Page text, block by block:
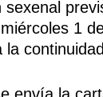
1
envía la